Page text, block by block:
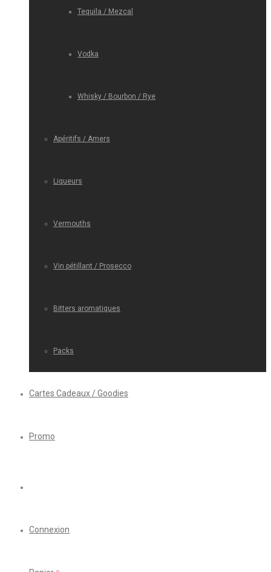
Tequila / Mezcal
Vodka
Whisky / Bourbon / Rye
Apéritifs / Amers
Liqueurs
Vermouths
Vin pétillant / Prosecco
Bitters aromatiques
Packs
Cartes Cadeaux / Goodies
Promo
Connexion